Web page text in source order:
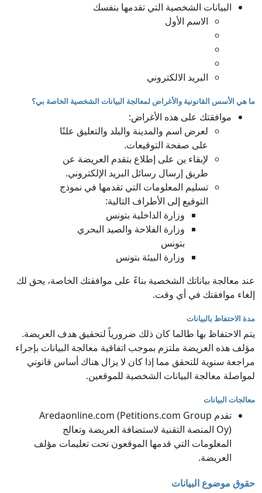
البيانات الشخصية التي تقدمها بنفسك
الاسم الأول
البريد الالكتروني
ما هي الأسس القانونية والأغراض لمعالجة البيانات الشخصية الخاصة بي؟
موافقتك على هذه الأغراض:
لعرض اسم والمدينة والبلد والتعليق علنًا
على صفحة التوقيعات.
لإبقاء ين على إطلاع بتقدم العريضة عن
طريق إرسال رسائل البريد الإلكتروني.
تسليم المعلومات التي تقدمها في نموذج
التوقيع إلى الأطراف التالية:
وزارة الداخلية بتونس
وزارة الفلاحة والصيد البحري
بتونس
وزارة البيئة بتونس
عند معالجة بياناتك الشخصية بناءً على موافقتك الخاصة، يحق لك
إلغاء موافقتك في أي وقت.
مدة الاحتفاظ بالبيانات
يتم الاحتفاظ بها طالما كان ذلك ضرورياً لتحقيق هدف العريضة.
مؤلف هذه العريضة ملتزم بموجب اتفاقية معالجة البيانات بإجراء
مراجعة سنوية للتحقق مما إذا كان لا يزال هناك أساس قانوني
لمواصلة معالجة البيانات الشخصية للموقعين.
معالجات البيانات
تقدم Aredaonline.com (Petitions.com Group
Oy) المنصة التقنية لاستضافة العريضة وتعالج
المعلومات التي قدمها الموقعون تحت تعليمات مؤلف
العريضة.
حقوق موضوع البيانات